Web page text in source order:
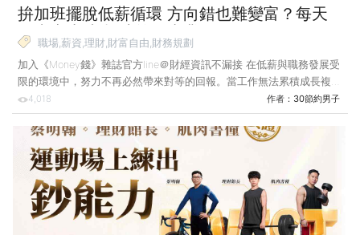
拚加班擺脫低薪循環 方向錯也難變富？每天
下班半小時 打造第二事業！
職場,薪資,理財,財富自由,財務規劃
加入《Money錢》雜誌官方line＠財經資訊不漏接 在低薪與職務發展受
限的環境中，努力不再必然帶來對等的回報。當工作無法累積成長複
利，就須檢視職涯方向。唯有跳脫既有體制，從興趣累積出成果，才能
找回財富自主權。 到了30歲，也經過多年的職場磨練，我認為如果這
時沒有達到理想的年收、職稱，就應該檢視自己是否需要轉換方向。我
30歲時意識到，即使我付出再多努力和時間，就算往上爬到主管職，
設計、美編的職位最多也只能領4萬多元，如果我繼續緊抓著「大學所
學專業」，或「興趣一定要當工作」的執念，只會一輩子無法跳脫低薪
循環，因為這只是在消耗能量及努力！ 所謂的消耗型努力
4,018 作者： 30節約男子